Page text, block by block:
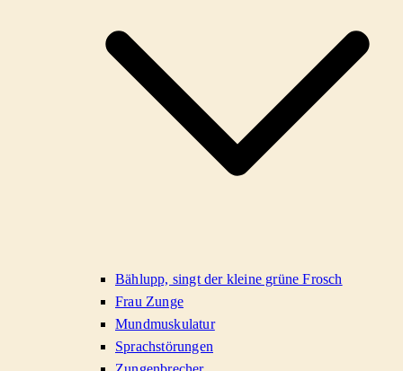
Bählupp, singt der kleine grüne Frosch
Frau Zunge
Mundmuskulatur
Sprachstörungen